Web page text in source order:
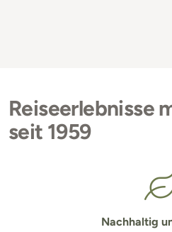
Reiseerlebnisse
seit 1959
Nachhaltig